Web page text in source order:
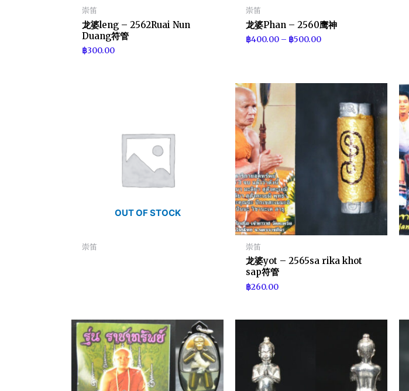
崇笛
龙婆leng – 2562Ruai Nun
Duang符管
฿300.00
崇笛
龙婆Phan – 2560鹰神
฿400.00 – ฿500.00
OUT OF STOCK
崇笛 崇笛
龙婆yot – 2565sa rika khot
sap符管
฿260.00